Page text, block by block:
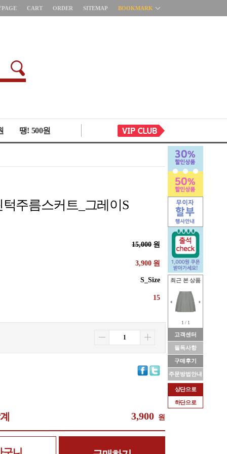
최근 본 상품
1 / 1
고객센터
필독사항
구매후기
주문방법안내
상단으로
하단으로
CART ORDER SITEMAP BOOKMARK
땡! 500원
턱주름스커트_그레이S
3,900 원
15,000 원
3,900 원
S_Size
15